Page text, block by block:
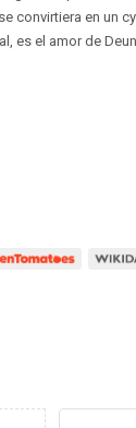
convirtiera en un
es el amor de